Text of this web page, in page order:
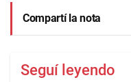
Compartí la nota
Seguí leyendo